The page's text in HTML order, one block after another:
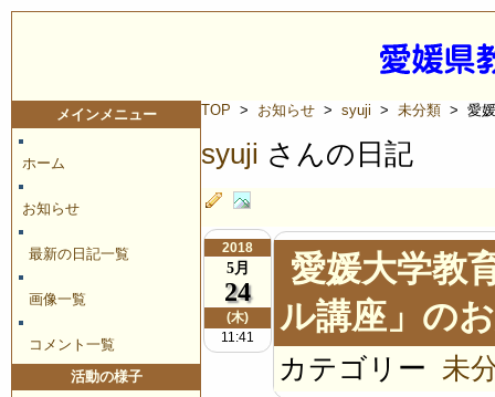
メインメニュー
ホーム
お知らせ
最新の日記一覧
画像一覧
コメント一覧
活動の様子
TOP > お知らせ > syuji > 未分類 > 愛媛
syuji さんの日記
2018
5月
24
(木)
11:41
愛媛大学教
ル講座」の
カテゴリー 未